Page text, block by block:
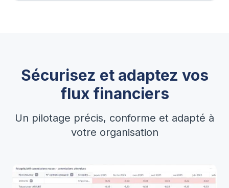
Sécurisez et adaptez vos
flux financiers
Un pilotage précis, conforme et adapté à
votre organisation